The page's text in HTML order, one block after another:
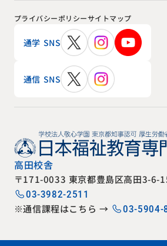
プライバシーポリシーサイトマップ
通学 SNS
通信 SNS
高田校舎
〒171-0033 東京都豊島区高田3-6-
03-3982-2511
※通信課程はこちら → 03-5904-